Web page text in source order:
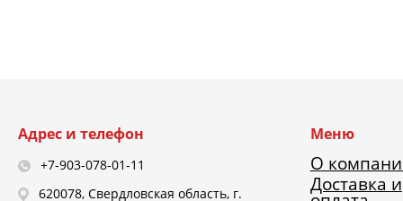
Адрес и телефон
+7-903-078-01-11
620078, Свердловская область, г.
Меню
О
Доставка и